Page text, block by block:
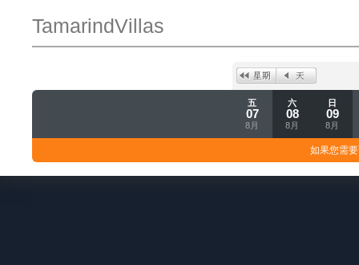
TamarindVillas
五
07
8月
六
08
8月
日
09
8月
如果您需